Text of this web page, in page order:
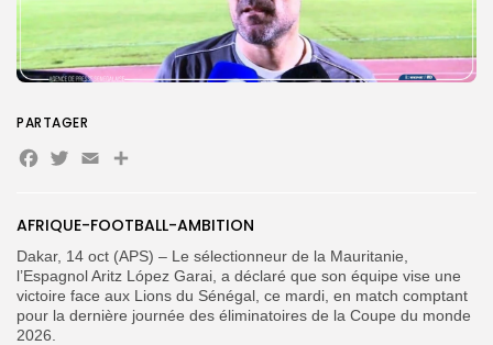
Search
for:
FR
AFRIQUE-FOOTBALL-AMBITION
Dakar, 14 oct (APS) – Le sélectionneur de la Mauritanie,
l’Espagnol Aritz López Garai, a déclaré que son équipe vise une
victoire face aux Lions du Sénégal, ce mardi, en match comptant
pour la dernière journée des éliminatoires de la Coupe du monde
2026.
PARTAGER
Facebook
Twitter
EmailPartager